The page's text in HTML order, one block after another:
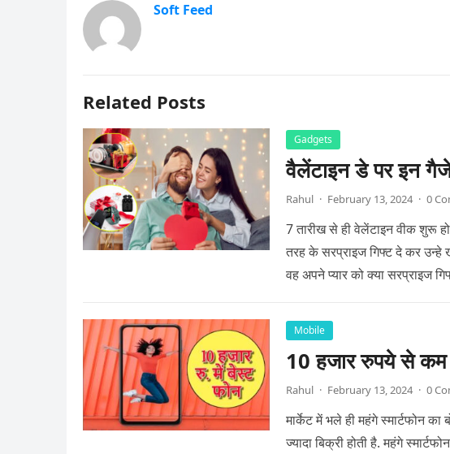
Soft Feed
Related Posts
Gadgets
वैलेंटाइन डे पर इन
Rahul · February 13, 2024 · 0
7 तारीख से ही वेलेंटाइन वीक शुरू
तरह के सरप्राइज गिफ्ट दे कर उन्हे
वह अपने प्यार को क्या सरप्राइज
Mobile
10 हजार रुपये से कम
Rahul · February 13, 2024 · 0
मार्केट में भले ही महंगे स्मार्टफोन
ज्यादा बिक्री होती है. महंगे